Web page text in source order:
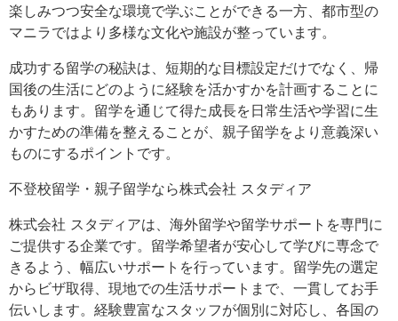
楽しみつつ安全な環境で学ぶことができる一方、都市型の
マニラではより多様な文化や施設が整っています。
成功する留学の秘訣は、短期的な目標設定だけでなく、帰
国後の生活にどのように経験を活かすかを計画することに
もあります。留学を通じて得た成長を日常生活や学習に生
かすための準備を整えることが、親子留学をより意義深い
ものにするポイントです。
不登校留学・親子留学なら株式会社 スタディア
株式会社 スタディアは、海外留学や留学サポートを専門に
ご提供する企業です。留学希望者が安心して学びに専念で
きるよう、幅広いサポートを行っています。留学先の選定
からビザ取得、現地での生活サポートまで、一貫してお手
伝いします。経験豊富なスタッフが個別に対応し、各国の